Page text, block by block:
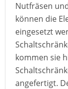
Nutfräsen
können die
eingesetzt
kommen sie
angefertigt.